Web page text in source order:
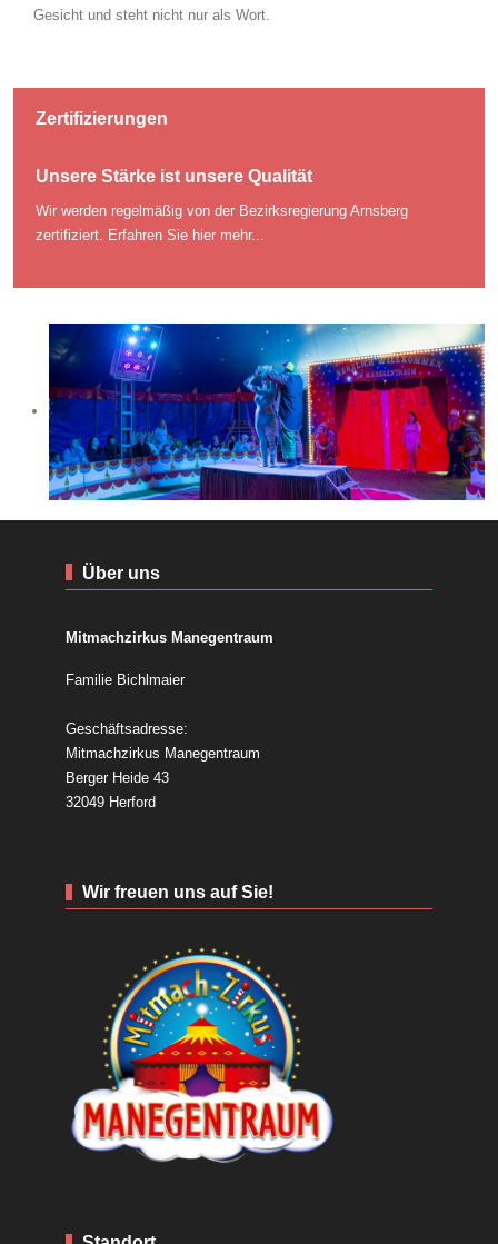
Gesicht und steht nicht nur als Wort.
Zertifizierungen
Unsere Stärke ist unsere Qualität
Wir werden regelmäßig von der Bezirksregierung Arnsberg
zertifiziert. Erfahren Sie hier mehr...
Über uns
Mitmachzirkus Manegentraum
Familie Bichlmaier
Geschäftsadresse:
Mitmachzirkus Manegentraum
Berger Heide 43
32049 Herford
Wir freuen uns auf Sie!